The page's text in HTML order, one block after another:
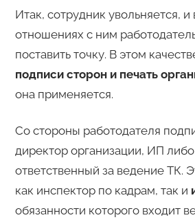
Итак, сотрудник увольняется, и
отношениях с ним
поставить точку. В этом
подписи сторон и печать
она применяется.
Со стороны работодателя
директор организации, ИП
ответственный за ведение ТК.
как инспектор по кадрам, так и
обязанности которого входит